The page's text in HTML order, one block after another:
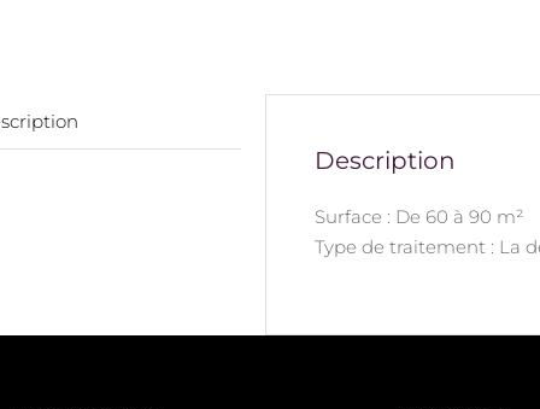
Description
Surface : De 60 à 90 m²
Type de traitement : La